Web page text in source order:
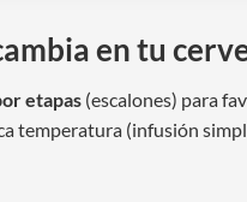
en tu
etapas (escalones) para
temperatura (infusión